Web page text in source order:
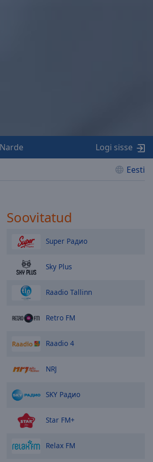
Eesti
Narde Logi sisse
Soovitatud
Super Радио
Sky Plus
Raadio Tallinn
Retro FM
Raadio 4
NRJ
SKY Радио
Star FM+
Relax FM